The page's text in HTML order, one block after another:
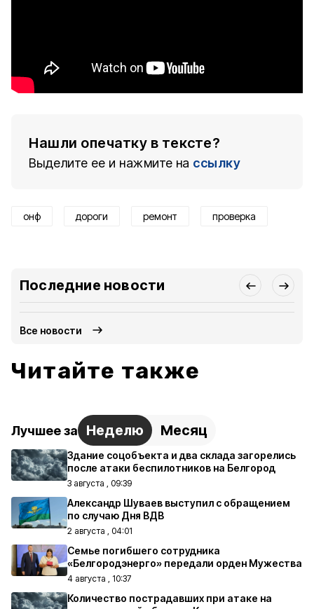
Нашли опечатку в тексте?
Выделите ее и нажмите на ссылку
онф дороги ремонт проверка
Последние новости
Все новости
Читайте также
Лучшее за Неделю Месяц
Здание соцобъекта и два склада загорелись
после атаки беспилотников на Белгород
3 августа , 09:39
Александр Шуваев выступил с обращением
по случаю Дня ВДВ
2 августа , 04:01
Семье погибшего сотрудника
«Белгородэнерго» передали орден Мужества
4 августа , 10:37
Количество пострадавших при атаке на